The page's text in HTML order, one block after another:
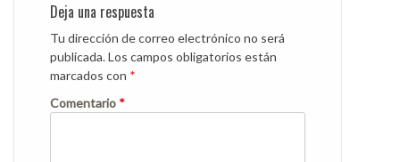
Deja una respuesta
Tu dirección de correo electrónico no será
publicada.Los campos obligatorios están
marcados con *
Comentario *